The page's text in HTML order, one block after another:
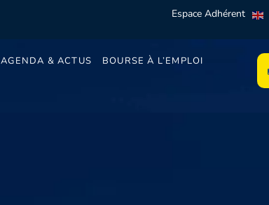
Espace Adhérent
AGENDA & ACTUS
BOURSE À L’EMPLOI